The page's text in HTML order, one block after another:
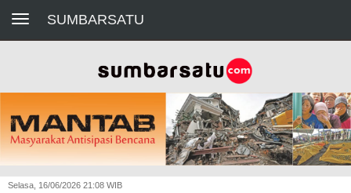
Toggle navigationSUMBARSATU
Selasa, 16/06/2026 21:08 WIB